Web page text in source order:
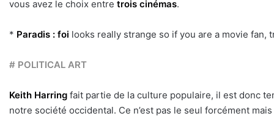
vous avez le choix entre trois cinémas.
* Paradis : foi looks really strange so if you are a movie
# POLITICAL ART
Keith Harring fait partie de la culture populaire, il est donc
notre société occidental. Ce n’est pas le seul forcément